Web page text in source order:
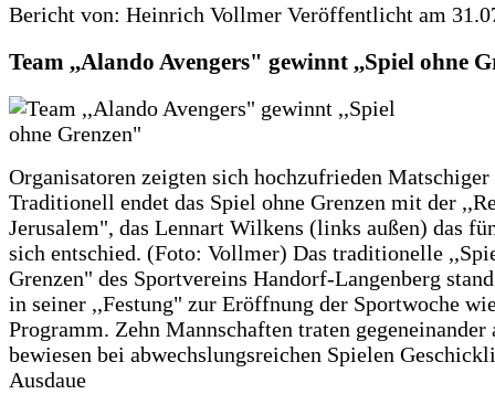
Bericht von: Heinrich Vollmer Veröffentlicht am
Team ,,Alando Avengers" gewinnt ,,Spiel ohne
Organisatoren zeigten sich hochzufrieden
Traditionell endet das Spiel ohne Grenzen mit der
Jerusalem", das Lennart Wilkens (links außen) das
sich entschied. (Foto: Vollmer) Das traditionelle
Grenzen" des Sportvereins Handorf-Langenberg
in seiner ,,Festung" zur Eröffnung der Sportwoche
Programm. Zehn Mannschaften traten gegeneinander
bewiesen bei abwechslungsreichen Spielen
Ausdaue